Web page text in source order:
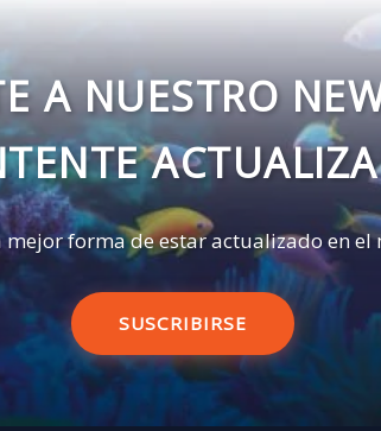
A NUESTRO
mejor forma de estar actualizado en
SUSCRIBIRSE